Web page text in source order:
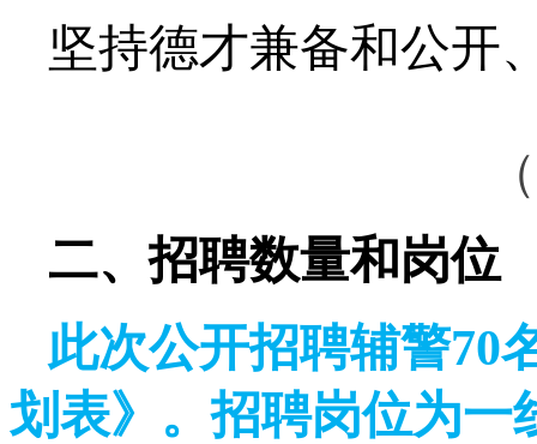
坚持德才兼备和公开
（
二、招聘数量和岗位
此次公开招聘辅警70
划表》。招聘岗位为一